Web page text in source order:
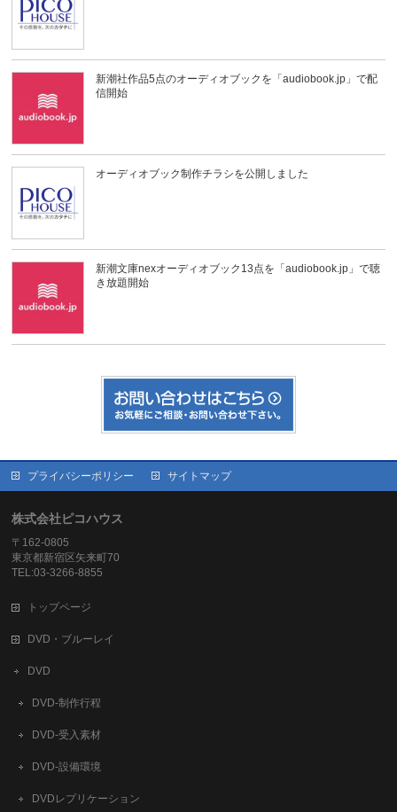
新潮社作品5点のオーディオブックを「audiobook.jp」で配
信開始
オーディオブック制作チラシを公開しました
新潮文庫nexオーディオブック13点を「audiobook.jp」で聴
き放題開始
プライバシーポリシー サイトマップ
株式会社ピコハウス
〒162-0805
東京都新宿区矢来町70
TEL:03-3266-8855
トップページ
DVD・ブルーレイ
DVD
DVD-制作行程
DVD-受入素材
DVD-設備環境
DVDレプリケーション